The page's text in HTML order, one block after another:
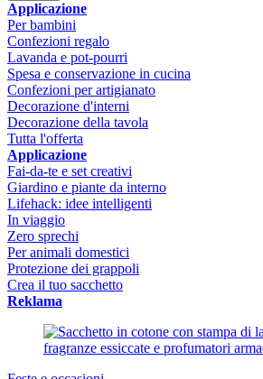
Applicazione
Per bambini
Confezioni regalo
Lavanda e pot-pourri
Spesa e conservazione in cucina
Confezioni per artigianato
Decorazione d'interni
Decorazione della tavola
Tutta l'offerta
Applicazione
Fai-da-te e set creativi
Giardino e piante da interno
Lifehack: idee intelligenti
In viaggio
Zero sprechi
Per animali domestici
Protezione dei grappoli
Crea il tuo sacchetto
Reklama